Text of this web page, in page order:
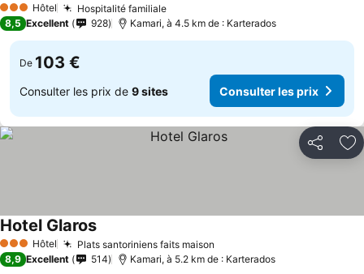
3 ÉtoilesHôtel Hospitalité familiale
8,5 Excellent 928 Kamari, à 4.5 km de : Karterados
De 103 €
Consulter les prix de 9 sites Consulter les prix
Partager
3 ÉtoilesHôtel Plats santoriniens faits maison
Hotel Glaros
8,9 Excellent 514 Kamari, à 5.2 km de : Karterados